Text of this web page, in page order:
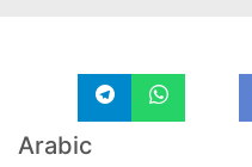
Arabic